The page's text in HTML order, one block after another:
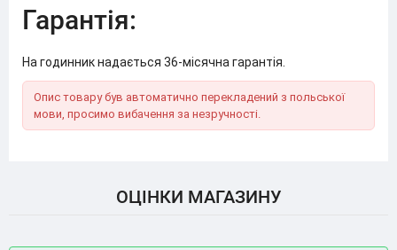
Гарантія:
На годинник надається 36-місячна гарантія.
Опис товару був автоматично перекладений з польської
мови, просимо вибачення за незручності.
ОЦІНКИ МАГАЗИНУ